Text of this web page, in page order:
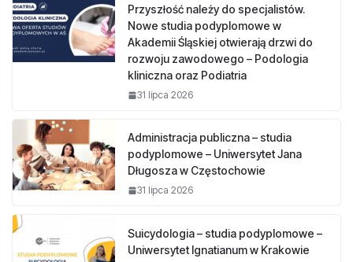
Przyszłość należy do specjalistów.
Nowe studia podyplomowe w
Akademii Śląskiej otwierają drzwi do
rozwoju zawodowego – Podologia
kliniczna oraz Podiatria
31 lipca 2026
Administracja publiczna – studia
podyplomowe – Uniwersytet Jana
Długosza w Częstochowie
31 lipca 2026
Suicydologia – studia podyplomowe –
Uniwersytet Ignatianum w Krakowie